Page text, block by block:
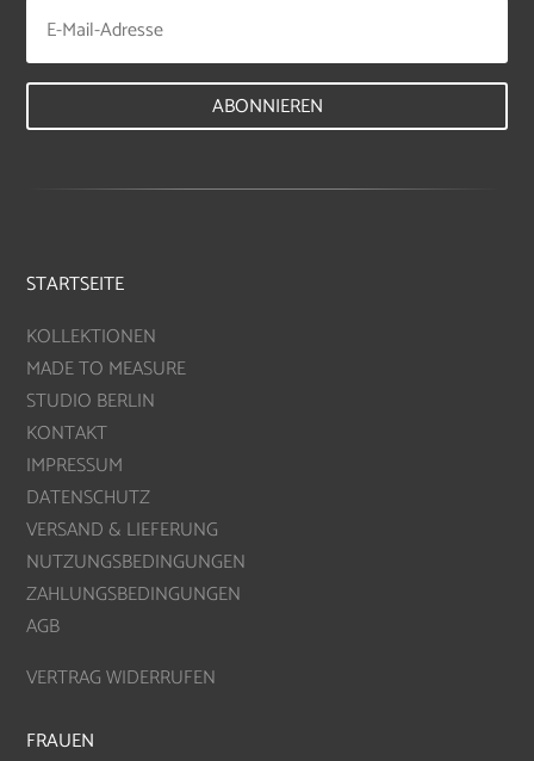
ABONNIEREN
STARTSEITE
KOLLEKTIONEN
MADE TO MEASURE
STUDIO BERLIN
KONTAKT
IMPRESSUM
DATENSCHUTZ
VERSAND & LIEFERUNG
NUTZUNGSBEDINGUNGEN
ZAHLUNGSBEDINGUNGEN
AGB
VERTRAG WIDERRUFEN
FRAUEN